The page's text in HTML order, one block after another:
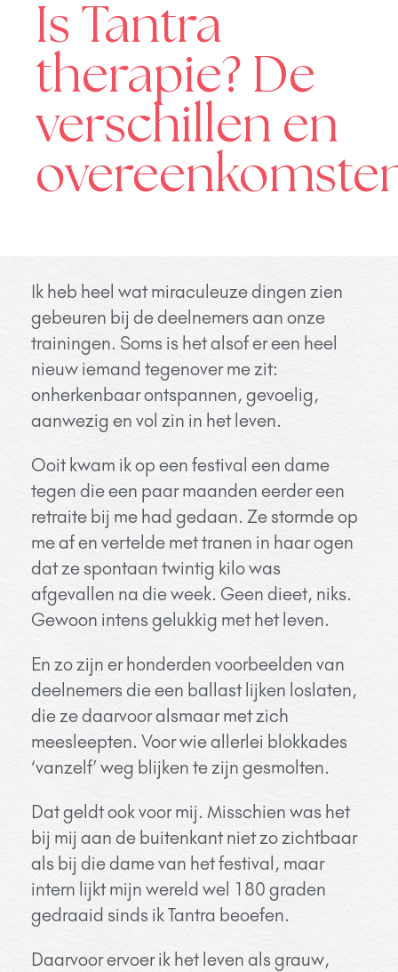
Is Tantra
therapie? De
verschillen en
Ik heb heel wat miraculeuze dingen zien
gebeuren bij de deelnemers aan onze
trainingen. Soms is het alsof er een heel
nieuw iemand tegenover me zit:
onherkenbaar ontspannen, gevoelig,
aanwezig en vol zin in het leven.
Ooit kwam ik op een festival een dame
tegen die een paar maanden eerder een
retraite bij me had gedaan. Ze stormde op
me af en vertelde met tranen in haar ogen
dat ze spontaan twintig kilo was
afgevallen na die week. Geen dieet, niks.
Gewoon intens gelukkig met het leven.
En zo zijn er honderden voorbeelden van
deelnemers die een ballast lijken loslaten,
die ze daarvoor alsmaar met zich
meesleepten. Voor wie allerlei blokkades
‘vanzelf’ weg blijken te zijn gesmolten.
Dat geldt ook voor mij. Misschien was het
bij mij aan de buitenkant niet zo zichtbaar
als bij die dame van het festival, maar
intern lijkt mijn wereld wel 180 graden
gedraaid sinds ik Tantra beoefen.
Daarvoor ervoer ik het leven als grauw,